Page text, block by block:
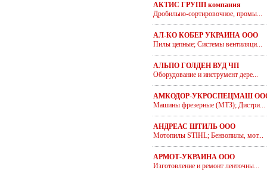
АКТИС ГРУПП компания
Дробильно-сортировочное, промы...
АЛ-КО КОБЕР УКРАИНА ООО
Пилы цепные; Системы вентиляци...
АЛЬПО ГОЛДЕН ВУД ЧП
Оборудование и инструмент дере...
АМКОДОР-УКРОСПЕЦМАШ
Машины фрезерные (МТЗ); Дистри...
АНДРЕАС ШТИЛЬ ООО
Мотопилы STIHL; Бензопилы, мот...
АРМОТ-УКРАИНА ООО
Изготовление и ремонт ленточны...